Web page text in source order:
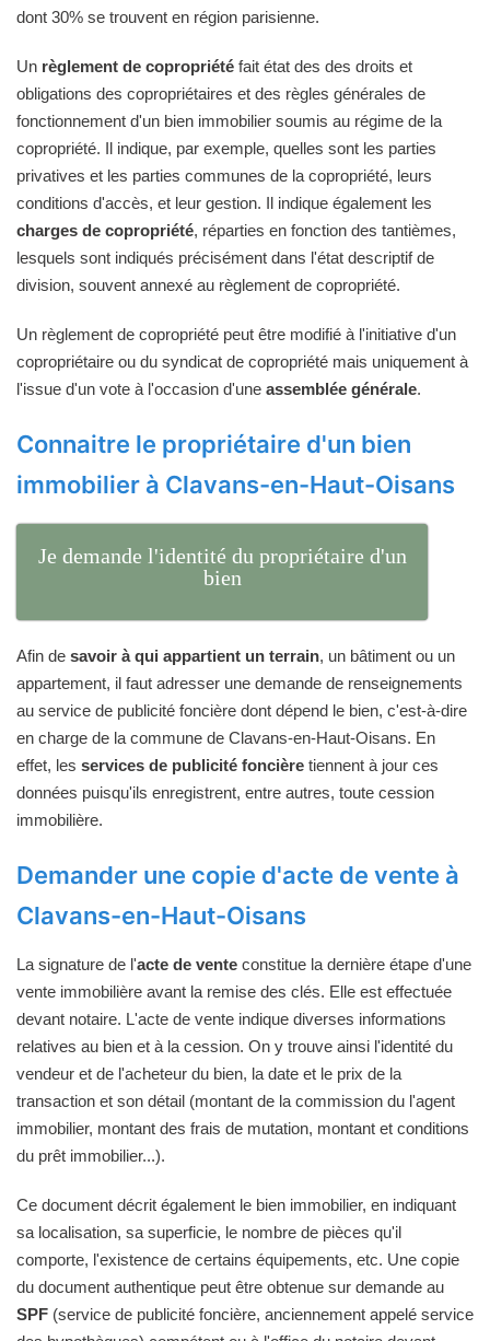
dont 30% se trouvent en région parisienne.
Un règlement de copropriété fait état des des droits et
obligations des copropriétaires et des règles générales de
fonctionnement d'un bien immobilier soumis au régime de la
copropriété. Il indique, par exemple, quelles sont les parties
privatives et les parties communes de la copropriété, leurs
conditions d'accès, et leur gestion. Il indique également les
charges de copropriété, réparties en fonction des tantièmes,
lesquels sont indiqués précisément dans l'état descriptif de
division, souvent annexé au règlement de copropriété.
Un règlement de copropriété peut être modifié à l'initiative d'un
copropriétaire ou du syndicat de copropriété mais uniquement à
l'issue d'un vote à l'occasion d'une assemblée générale.
Connaitre le propriétaire d'un bien
immobilier à Clavans-en-Haut-Oisans
Je demande l'identité du propriétaire d'un
bien
Afin de savoir à qui appartient un terrain, un bâtiment ou un
appartement, il faut adresser une demande de renseignements
au service de publicité foncière dont dépend le bien, c'est-à-dire
en charge de la commune de Clavans-en-Haut-Oisans. En
effet, les services de publicité foncière tiennent à jour ces
données puisqu'ils enregistrent, entre autres, toute cession
immobilière.
Demander une copie d'acte de vente à
Clavans-en-Haut-Oisans
La signature de l'acte de vente constitue la dernière étape d'une
vente immobilière avant la remise des clés. Elle est effectuée
devant notaire. L'acte de vente indique diverses informations
relatives au bien et à la cession. On y trouve ainsi l'identité du
vendeur et de l'acheteur du bien, la date et le prix de la
transaction et son détail (montant de la commission du l'agent
immobilier, montant des frais de mutation, montant et conditions
du prêt immobilier...).
Ce document décrit également le bien immobilier, en indiquant
sa localisation, sa superficie, le nombre de pièces qu'il
comporte, l'existence de certains équipements, etc. Une copie
du document authentique peut être obtenue sur demande au
SPF (service de publicité foncière, anciennement appelé service